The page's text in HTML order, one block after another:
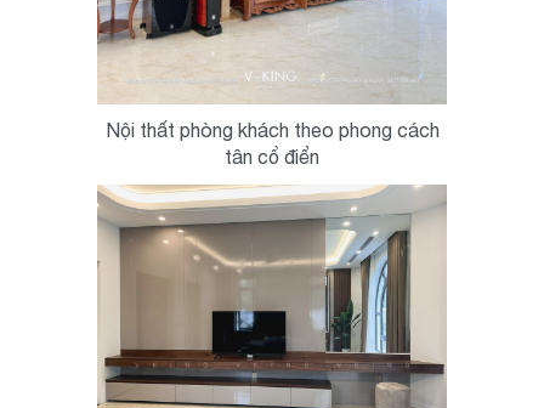
Nội thất phòng khách theo phong cách
tân cổ điển